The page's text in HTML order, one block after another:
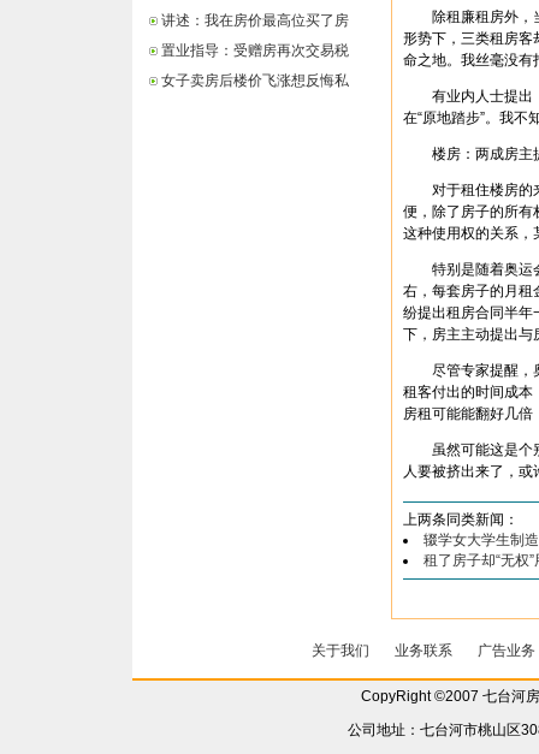
讲述：我在房价最高位买了房
置业指导：受赠房再次交易税
女子卖房后楼价飞涨想反悔私
除租廉租房外，当
形势下，三类租房客
命之地。我丝毫没有
有业内人士提出，
在“原地踏步”。我不
楼房：两成房主
对于租住楼房的
便，除了房子的所有
这种使用权的关系，
特别是随着奥运会
右，每套房子的月租
纷提出租房合同半年
下，房主主动提出与
尽管专家提醒，奥
租客付出的时间成本
房租可能能翻好几倍
虽然可能这是个别
人要被挤出来了，
上两条同类新闻：
辍学女大学生制
租了房子却“无权
关于我们 业务联系 广告业务
CopyRight ©2007 七台河
公司地址：七台河市桃山区